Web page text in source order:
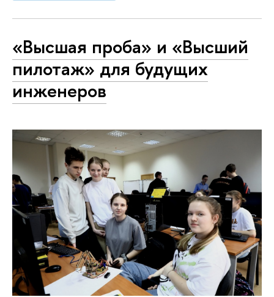
«Высшая проба» и «Высший
пилотаж» для будущих
инженеров